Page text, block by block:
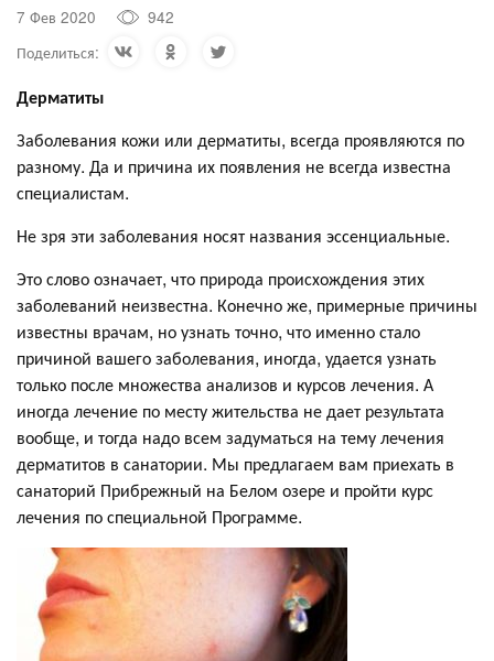
7 Фев 2020
942
Поделиться:
Дерматиты
Заболевания кожи или дерматиты, всегда проявляются по
разному. Да и причина их появления не всегда известна
специалистам.
Не зря эти заболевания носят названия эссенциальные.
Это слово означает, что природа происхождения этих
заболеваний неизвестна. Конечно же, примерные причины
известны врачам, но узнать точно, что именно стало
причиной вашего заболевания, иногда, удается узнать
только после множества анализов и курсов лечения. А
иногда лечение по месту жительства не дает результата
вообще, и тогда надо всем задуматься на тему лечения
дерматитов в санатории. Мы предлагаем вам приехать в
санаторий Прибрежный на Белом озере и пройти курс
лечения по специальной Программе.